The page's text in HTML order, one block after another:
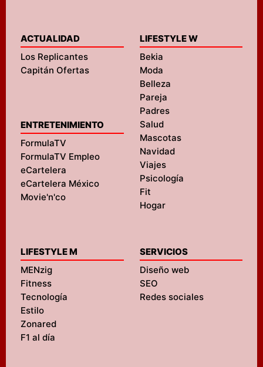
ACTUALIDAD
Los Replicantes
Capitán Ofertas
ENTRETENIMIENTO
FormulaTV
FormulaTV Empleo
eCartelera
eCartelera México
Movie'n'co
LIFESTYLE W
Bekia
Moda
Belleza
Pareja
Padres
Salud
Mascotas
Navidad
Viajes
Psicología
Fit
Hogar
LIFESTYLE M
MENzig
Fitness
Tecnología
Estilo
Zonared
F1 al día
SERVICIOS
Diseño web
SEO
Redes sociales